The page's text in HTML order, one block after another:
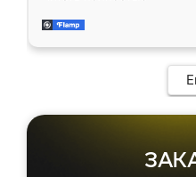
приехал замерщик,
и снял размеры.
мебель сразу
каких-либо
довольна, все